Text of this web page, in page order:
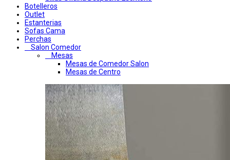
Botelleros
Outlet
Estanterias
Sofas Cama
Perchas
Salon Comedor
Mesas
Mesas de Comedor Salon
Mesas de Centro